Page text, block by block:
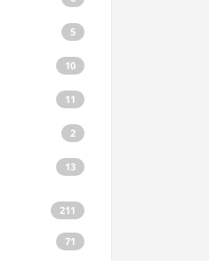
5
10
11
2
13
211
71